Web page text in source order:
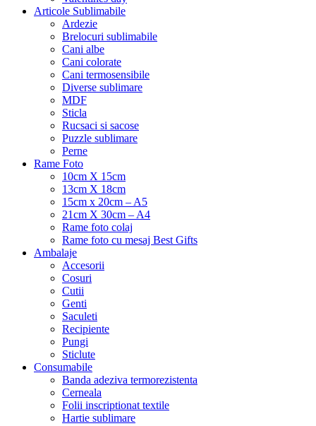
Articole Sublimabile
Ardezie
Brelocuri sublimabile
Cani albe
Cani colorate
Cani termosensibile
Diverse sublimare
MDF
Sticla
Rucsaci si sacose
Puzzle sublimare
Perne
Rame Foto
10cm X 15cm
13cm X 18cm
15cm x 20cm – A5
21cm X 30cm – A4
Rame foto colaj
Rame foto cu mesaj Best Gifts
Ambalaje
Accesorii
Cosuri
Cutii
Genti
Saculeti
Recipiente
Pungi
Sticlute
Consumabile
Banda adeziva termorezistenta
Cerneala
Folii inscriptionat textile
Hartie sublimare